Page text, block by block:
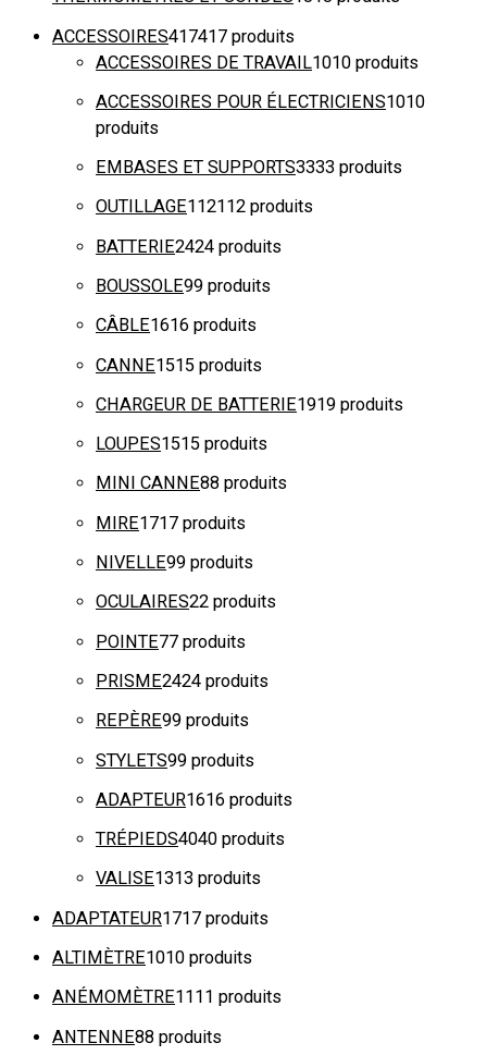
ACCESSOIRES417417 produits
ACCESSOIRES DE TRAVAIL1010 produits
ACCESSOIRES POUR ÉLECTRICIENS1010
produits
EMBASES ET SUPPORTS3333 produits
OUTILLAGE112112 produits
BATTERIE2424 produits
BOUSSOLE99 produits
CÂBLE1616 produits
CANNE1515 produits
CHARGEUR DE BATTERIE1919 produits
LOUPES1515 produits
MINI CANNE88 produits
MIRE1717 produits
NIVELLE99 produits
OCULAIRES22 produits
POINTE77 produits
PRISME2424 produits
REPÈRE99 produits
STYLETS99 produits
ADAPTEUR1616 produits
TRÉPIEDS4040 produits
VALISE1313 produits
ADAPTATEUR1717 produits
ALTIMÈTRE1010 produits
ANÉMOMÈTRE11 11 produits
ANTENNE88 produits